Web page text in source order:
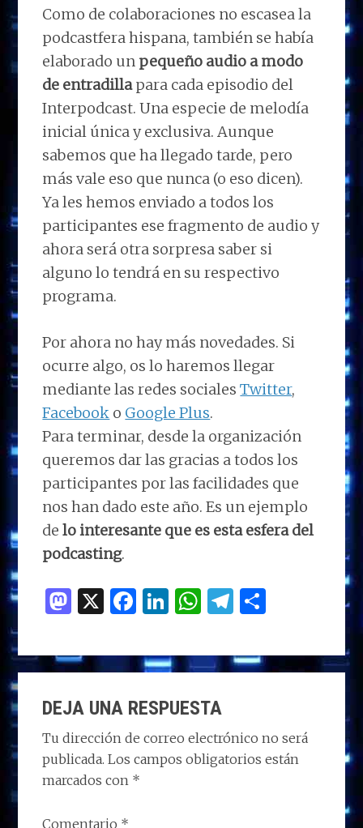
Como de colaboraciones no escasea la
podcastfera hispana, también se había
elaborado un pequeño audio a modo
de entradillapara cada episodio del
Interpodcast. Una especie de melodía
inicial única y exclusiva. Aunque
sabemos que ha llegado tarde, pero
más vale eso que nunca (o eso dicen).
Ya les hemos enviado a todos los
participantes ese fragmento de audio y
ahora será otra sorpresa saber si
alguno lo tendrá en su respectivo
programa.
Por ahora no hay más novedades. Si
ocurre algo, os lo haremos llegar
mediante las redes socialesTwitter,
Facebook o Google Plus.
Para terminar, desde la organización
queremos dar las gracias a todos los
participantes por las facilidades que
nos han dado este año. Es un ejemplo
delo interesante que es esta esfera del
podcasting.
M
to
d
o
n
X F
ce
b
o
o
k
Li
k
e
dI
n
W
at
s
A
p
p
T
e
g
m
m
p
ti
r
INTERACCIONES
CON
LOS
LECTORES
DEJA UNA RESPUESTA
Tu dirección de correo electrónico no será
publicada. Los campos obligatorios están
marcados con *
Comentario *